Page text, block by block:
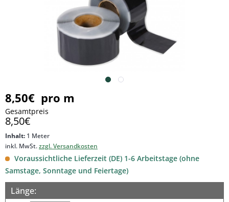
8,50€ pro m
Gesamtpreis
8,50€
Inhalt: 1 Meter
inkl. MwSt.zzgl. Versandkosten
Voraussichtliche Lieferzeit (DE) 1-6 Arbeitstage (ohne
Samstage, Sonntage und Feiertage)
Länge: